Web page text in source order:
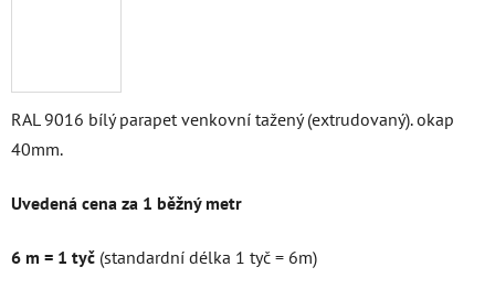
RAL 9016 bílý parapet venkovní tažený (extrudovaný). okap
40mm.
Uvedená cena za 1 běžný metr
6 m = 1 tyč (standardní délka 1 tyč = 6m)